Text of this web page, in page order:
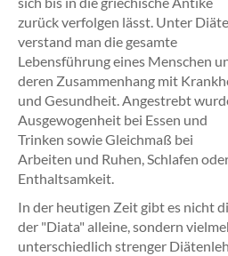
zurück verfolgen lässt. Unter
verstand man die gesamte
Lebensführung eines Menschen
deren Zusammenhang mit
und Gesundheit. Angestrebt
Ausgewogenheit bei Essen und
Trinken sowie Gleichmaß bei
Arbeiten und Ruhen, Schlafen
Enthaltsamkeit.
In der heutigen Zeit gibt es nicht
der "Diata" alleine, sondern
unterschiedlich strenger